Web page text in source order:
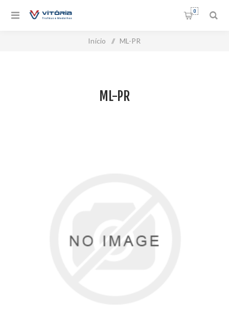
0
Início / ML-PR
ML-PR